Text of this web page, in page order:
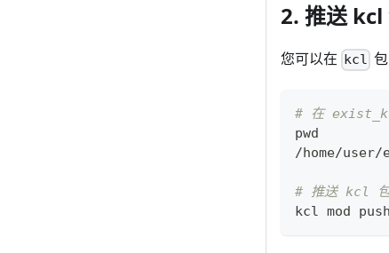
2. 推送 kcl
您可以在 kcl
# 在
pwd
/home/user/
# 推送 kcl
kcl mod push